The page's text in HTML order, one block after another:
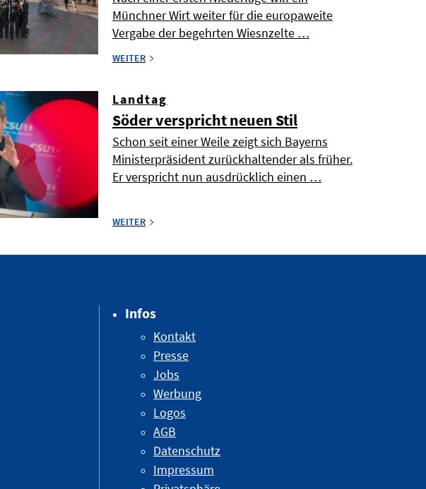
Münchner Wirt weiter für die europaweite
Vergabe der begehrten Wiesnzelte …
WEITER
Landtag
Söder verspricht neuen Stil
Schon seit einer Weile zeigt sich Bayerns
Ministerpräsident zurückhaltender als früher.
Er verspricht nun ausdrücklich einen …
WEITER
Infos
Kontakt
Presse
Jobs
Werbung
Logos
AGB
Datenschutz
Impressum